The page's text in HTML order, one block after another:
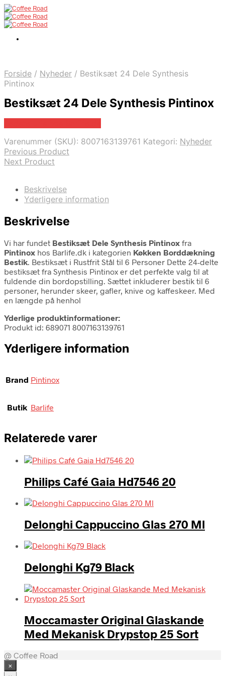
Forside / Nyheder / Bestiksæt 24 Dele Synthesis
Pintinox
Bestiksæt 24 Dele Synthesis Pintinox
Varenummer (SKU): 8007163139761 Kategori: Nyheder
Previous Product
Next Product
Beskrivelse
Yderligere information
Beskrivelse
Vi har fundet Bestiksæt Dele Synthesis Pintinox fra
Pintinox hos Barlife.dk i kategorien Køkken Borddækning
Bestik. Bestiksæt i Rustfrit Stål til 6 Personer Dette 24-delte
bestiksæt fra Synthesis Pintinox er det perfekte valg til at
fuldende din bordopstilling. Sættet inkluderer bestik til 6
personer, herunder skeer, gafler, knive og kaffeskeer. Med
en længde på henhol
Yderlige produktinformationer:
Produkt id: 689071 8007163139761
Yderligere information
Brand Pintinox
Butik Barlife
Relaterede varer
Philips Café Gaia Hd7546 20
Delonghi Cappuccino Glas 270 Ml
Delonghi Kg79 Black
Moccamaster Original Glaskande
Med Mekanisk Drypstop 25 Sort
@ Coffee Road
×